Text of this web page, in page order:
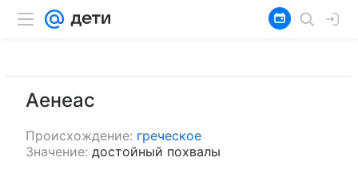
Аенеас
Происхождение: греческое
Значение: достойный похвалы